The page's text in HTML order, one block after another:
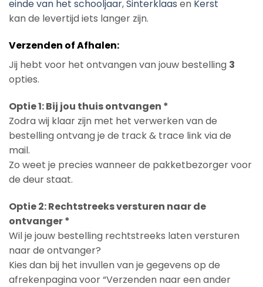
einde van het schooljaar,Sinterklaas en Kerst
kan de levertijd iets langer zijn.
Verzenden of Afhalen:
Jij hebt voor het ontvangen van jouw bestelling 3
opties.
Optie 1: Bij jou thuis ontvangen *
Zodra wij klaar zijn met het verwerken van de
bestelling ontvang je de track & trace link via de
mail.
Zo weet je precies wanneer de pakketbezorger voor
de deur staat.
Optie 2: Rechtstreeks versturen naar de
ontvanger *
Wil je jouw bestelling rechtstreeks laten versturen
naar de ontvanger?
Kies dan bij het invullen van je gegevens op de
afrekenpagina voor “Verzenden naar een ander